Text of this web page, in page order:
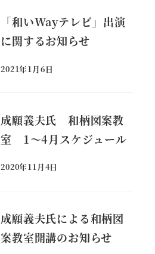
「和いWayテレビ」出演
に関するお知らせ
投稿日
2021年1月6日
成願義夫氏 和柄図案教
室 1～4月スケジュール
投稿日
2020年11月4日
成願義夫氏による和柄図
案教室開講のお知らせ